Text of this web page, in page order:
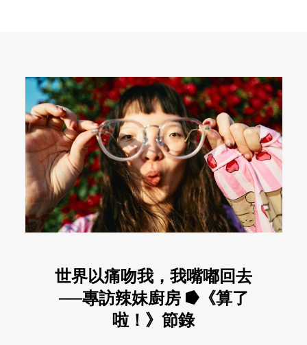
世界以痛吻我，我嘴嘟回去
──專訪辣妹廚房 ⭓《算了
啦！》節錄